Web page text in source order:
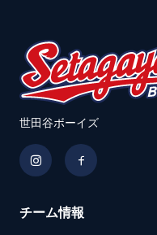
世田谷ボーイズ
チーム情報